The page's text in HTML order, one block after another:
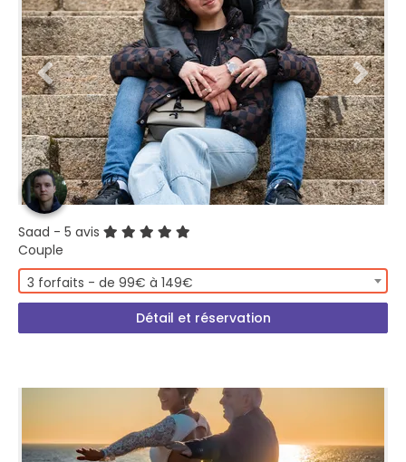
Saad - 5 avis
Couple
3 forfaits - de 99€ à 149€
Détail et réservation